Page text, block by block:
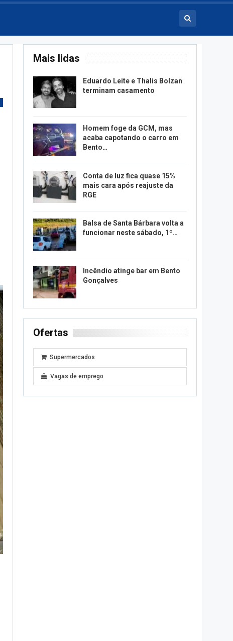
Mais lidas
Eduardo Leite e Thalis Bolzan
terminam casamento
Homem foge da GCM, mas
acaba capotando o carro em
Bento…
Conta de luz fica quase 15%
mais cara após reajuste da
RGE
Balsa de Santa Bárbara volta a
funcionar neste sábado, 1º…
Incêndio atinge bar em Bento
Gonçalves
Ofertas
Supermercados
Vagas de emprego